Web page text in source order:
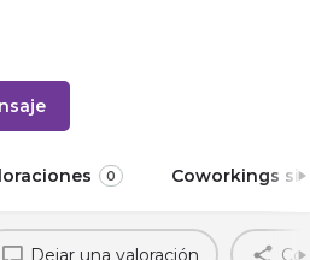
0 Coworkings
Dejar una valoración